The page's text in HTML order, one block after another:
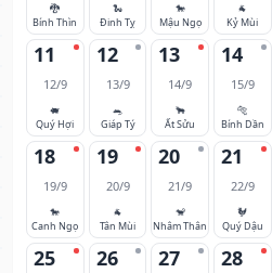
🐉
Bính Thìn
🐍
Đinh Tỵ
🐎
Mậu Ngọ
🐐
Kỷ Mùi
11
12/9
🐖
Quý Hợi
12
13/9
🐀
Giáp Tý
13
14/9
🐂
Ất Sửu
14
15/9
🐅
Bính Dần
18
19/9
🐎
Canh Ngọ
19
20/9
🐐
Tân Mùi
20
21/9
🐒
Nhâm Thân
21
22/9
🐓
Quý Dậu
25 26 27 28